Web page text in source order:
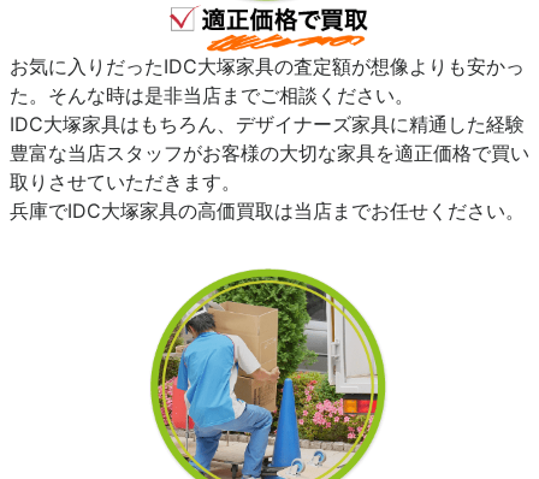
お気に入りだったIDC大塚家具の査定額が想像よりも安かっ
た。そんな時は是非当店までご相談ください。
IDC大塚家具はもちろん、デザイナーズ家具に精通した経験
豊富な当店スタッフがお客様の大切な家具を適正価格で買い
取りさせていただきます。
兵庫でIDC大塚家具の高価買取は当店までお任せください。